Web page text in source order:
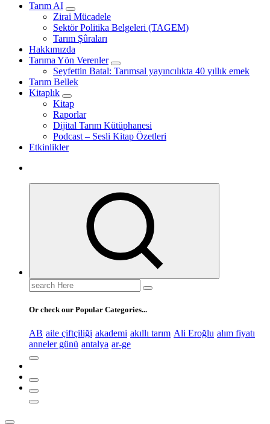
Türk Tarımının İnternetteki Adresi
Tarım AI
Zirai Mücadele
Sektör Politika Belgeleri (TAGEM)
Tarım Şûraları
Hakkımızda
Tarıma Yön Verenler
Seyfettin Batal: Tarımsal yayıncılıkta 40 yıllık emek
Tarım Bellek
Kitaplık
Kitap
Raporlar
Dijital Tarım Kütüphanesi
Podcast – Sesli Kitap Özetleri
Etkinlikler
Search
for:
Or check our Popular Categories...
AB aile çiftçiliği akademi akıllı tarım Ali Eroğlu alım fiyatı
anneler günü antalya ar-ge